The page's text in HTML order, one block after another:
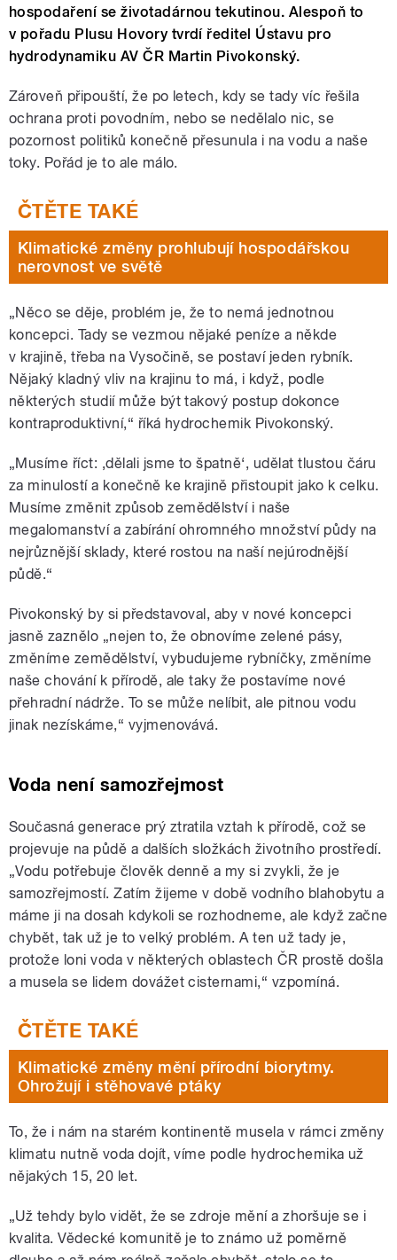
hospodaření se životadárnou tekutinou. Alespoň to
v pořadu Plusu Hovory tvrdí ředitel Ústavu pro
hydrodynamiku AV ČR Martin Pivokonský.
Zároveň připouští, že po letech, kdy se tady víc řešila
ochrana proti povodním, nebo se nedělalo nic, se
pozornost politiků konečně přesunula i na vodu a naše
toky. Pořád je to ale málo.
Klimatické změny prohlubují hospodářskou
nerovnost ve světě
„Něco se děje, problém je, že to nemá jednotnou
koncepci. Tady se vezmou nějaké peníze a někde
v krajině, třeba na Vysočině, se postaví jeden rybník.
Nějaký kladný vliv na krajinu to má, i když, podle
některých studií může být takový postup dokonce
kontraproduktivní,“ říká hydrochemik Pivokonský.
„Musíme říct: ‚dělali jsme to špatně‘, udělat tlustou čáru
za minulostí a konečně ke krajině přistoupit jako k celku.
Musíme změnit způsob zemědělství i naše
megalomanství a zabírání ohromného množství půdy na
nejrůznější sklady, které rostou na naší nejúrodnější
půdě.“
Pivokonský by si představoval, aby v nové koncepci
jasně zaznělo „nejen to, že obnovíme zelené pásy,
změníme zemědělství, vybudujeme rybníčky, změníme
naše chování k přírodě, ale taky že postavíme nové
přehradní nádrže. To se může nelíbit, ale pitnou vodu
jinak nezískáme,“ vyjmenovává.
Voda není samozřejmost
Současná generace prý ztratila vztah k přírodě, což se
projevuje na půdě a dalších složkách životního prostředí.
„Vodu potřebuje člověk denně a my si zvykli, že je
samozřejmostí. Zatím žijeme v době vodního blahobytu a
máme ji na dosah kdykoli se rozhodneme, ale když začne
chybět, tak už je to velký problém. A ten už tady je,
protože loni voda v některých oblastech ČR prostě došla
a musela se lidem dovážet cisternami,“ vzpomíná.
Klimatické změny mění přírodní biorytmy.
Ohrožují i stěhovavé ptáky
To, že i nám na starém kontinentě musela v rámci změny
klimatu nutně voda dojít, víme podle hydrochemika už
nějakých 15, 20 let.
„Už tehdy bylo vidět, že se zdroje mění a zhoršuje se i
kvalita. Vědecké komunitě je to známo už poměrně